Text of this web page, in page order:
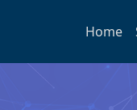
Home